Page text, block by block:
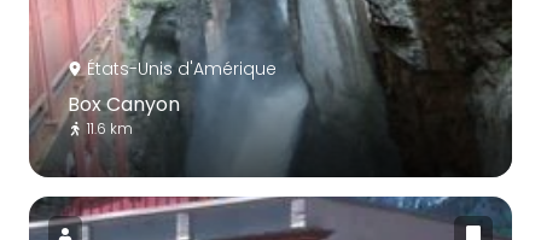
États-Unis d'Amérique
Box Canyon
11.6 km